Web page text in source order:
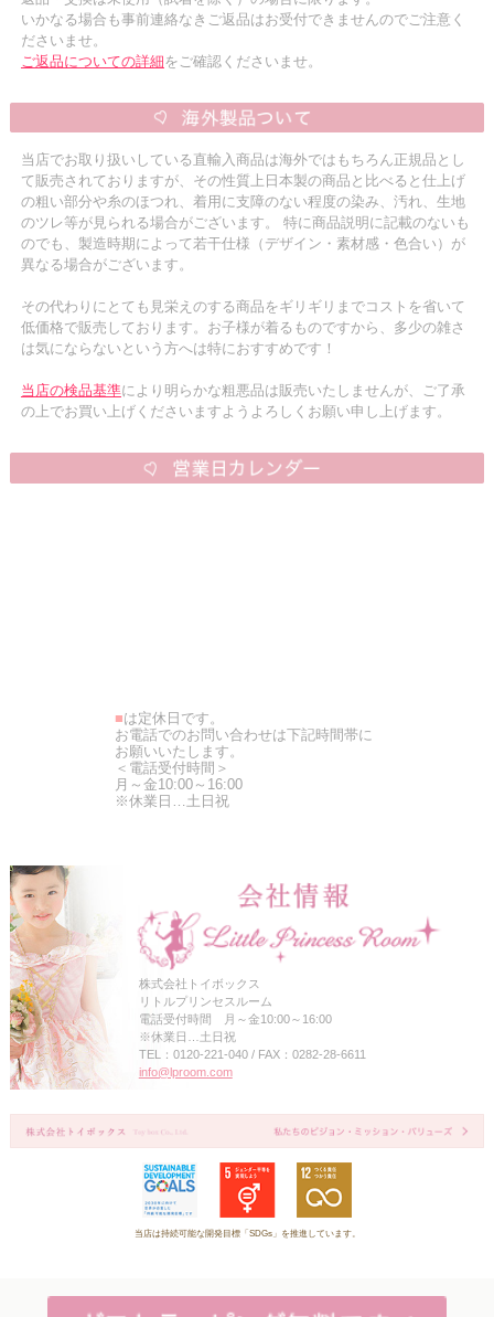
いかなる場合も事前連絡なきご返品はお受付できませんのでご注意く
ださいませ。
ご返品についての詳細をご確認くださいませ。
当店でお取り扱いしている直輸入商品は海外ではもちろん正規品とし
て販売されておりますが、その性質上日本製の商品と比べると仕上げ
の粗い部分や糸のほつれ、着用に支障のない程度の染み、汚れ、生地
のツレ等が見られる場合がございます。 特に商品説明に記載のないも
のでも、製造時期によって若干仕様（デザイン・素材感・色合い）が
異なる場合がございます。
その代わりにとても見栄えのする商品をギリギリまでコストを省いて
低価格で販売しております。お子様が着るものですから、多少の雑さ
は気にならないという方へは特におすすめです！
当店の検品基準により明らかな粗悪品は販売いたしませんが、ご了承
の上でお買い上げくださいますようよろしくお願い申し上げます。
■は定休日です。
お電話でのお問い合わせは下記時間帯に
お願いいたします。
＜電話受付時間＞
月～金10:00～16:00
※休業日…土日祝
株式会社トイボックス
リトルプリンセスルーム
電話受付時間 月～金10:00～16:00
※休業日…土日祝
TEL：0120-221-040 / FAX：0282-28-6611
info@lproom.com
当店は持続可能な開発目標「SDGs」を推進しています。